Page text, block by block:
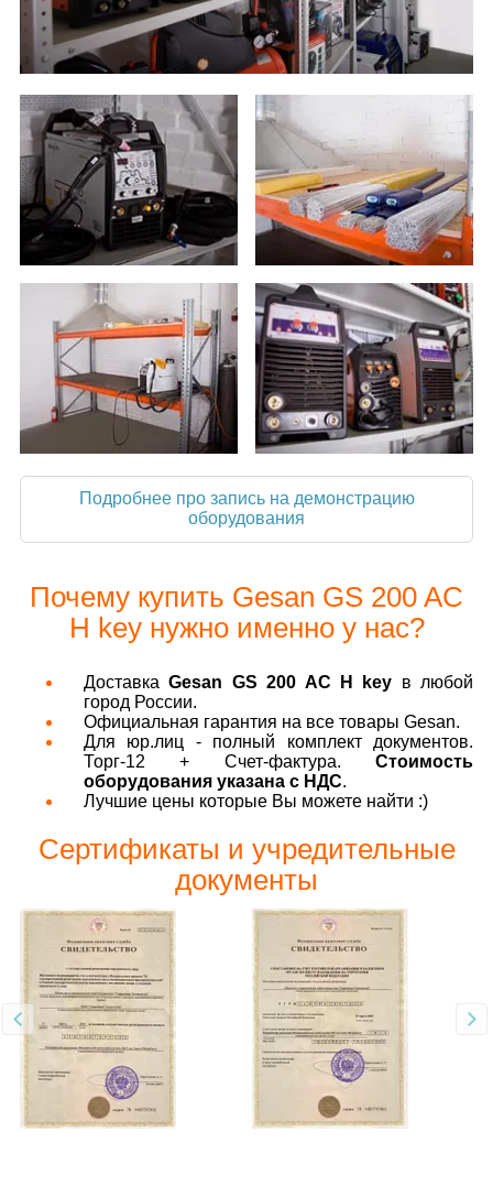
Подробнее про запись на демонстрацию
оборудования
Почему купить Gesan GS 200 AC
H key нужно именно у нас?
ДоставкаGesan GS 200 AC H key в любой
город России.
Официальная гарантия на все товары Gesan.
Для юр.лиц - полный комплект документов.
Торг-12 + Счет-фактура. Стоимость
оборудования указана с НДС.
Лучшие цены которые Вы можете найти :)
Сертификаты и учредительные
документы